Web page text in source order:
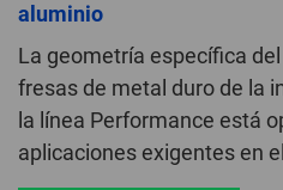
aluminio
La geometría específica
fresas de metal duro de la
la línea Performance está
aplicaciones exigentes en